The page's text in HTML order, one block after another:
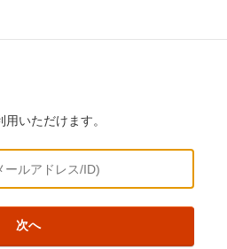
いただけます。
次へ